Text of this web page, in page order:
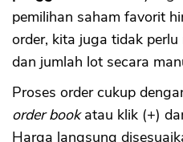
pemilihan saham favorit
order, kita juga tidak
dan jumlah lot secara
Proses order cukup
order bookatau klik (+)
Harga langsung